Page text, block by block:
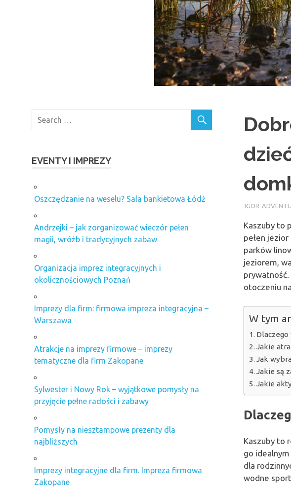
21 LISTOPADA
IGOR-
Kaszuby to
pełen
parków
jeziorem,
otoczeniu
W tym
Dlaczego
Jakie
Jak
Jakie są
Jakie
Kaszuby to
go
dla
wodne
EVENTY I IMPREZY
Oszczędzanie na weselu? Sala bankietowa Łódź
Andrzejki – jak zorganizować wieczór pełen
magii, wróżb i tradycyjnych zabaw
Organizacja imprez integracyjnych i
okolicznościowych Poznań
Imprezy dla firm: firmowa impreza integracyjna –
Warszawa
Atrakcje na imprezy firmowe – imprezy
tematyczne dla firm Zakopane
Sylwester i Nowy Rok – wyjątkowe pomysły na
przyjęcie pełne radości i zabawy
Pomysły na niesztampowe prezenty dla
najbliższych
Imprezy integracyjne dla firm. Impreza firmowa
Zakopane